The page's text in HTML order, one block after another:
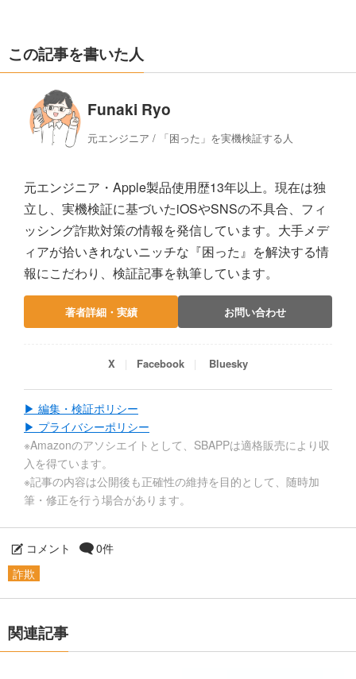
この記事を書いた人
Funaki Ryo
元エンジニア / 「困った」を実機検証する人
元エンジニア・Apple製品使用歴13年以上。現在は独
立し、実機検証に基づいたiOSやSNSの不具合、フィ
ッシング詐欺対策の情報を発信しています。大手メデ
ィアが拾いきれないニッチな『困った』を解決する情
報にこだわり、検証記事を執筆しています。
著者詳細・実績 お問い合わせ
X Facebook Bluesky
▶ 編集・検証ポリシー
▶ プライバシーポリシー
※Amazonのアソシエイトとして、SBAPPは適格販売により収
入を得ています。
※記事の内容は公開後も正確性の維持を目的として、随時加
筆・修正を行う場合があります。
コメント
0件
詐欺
関連記事